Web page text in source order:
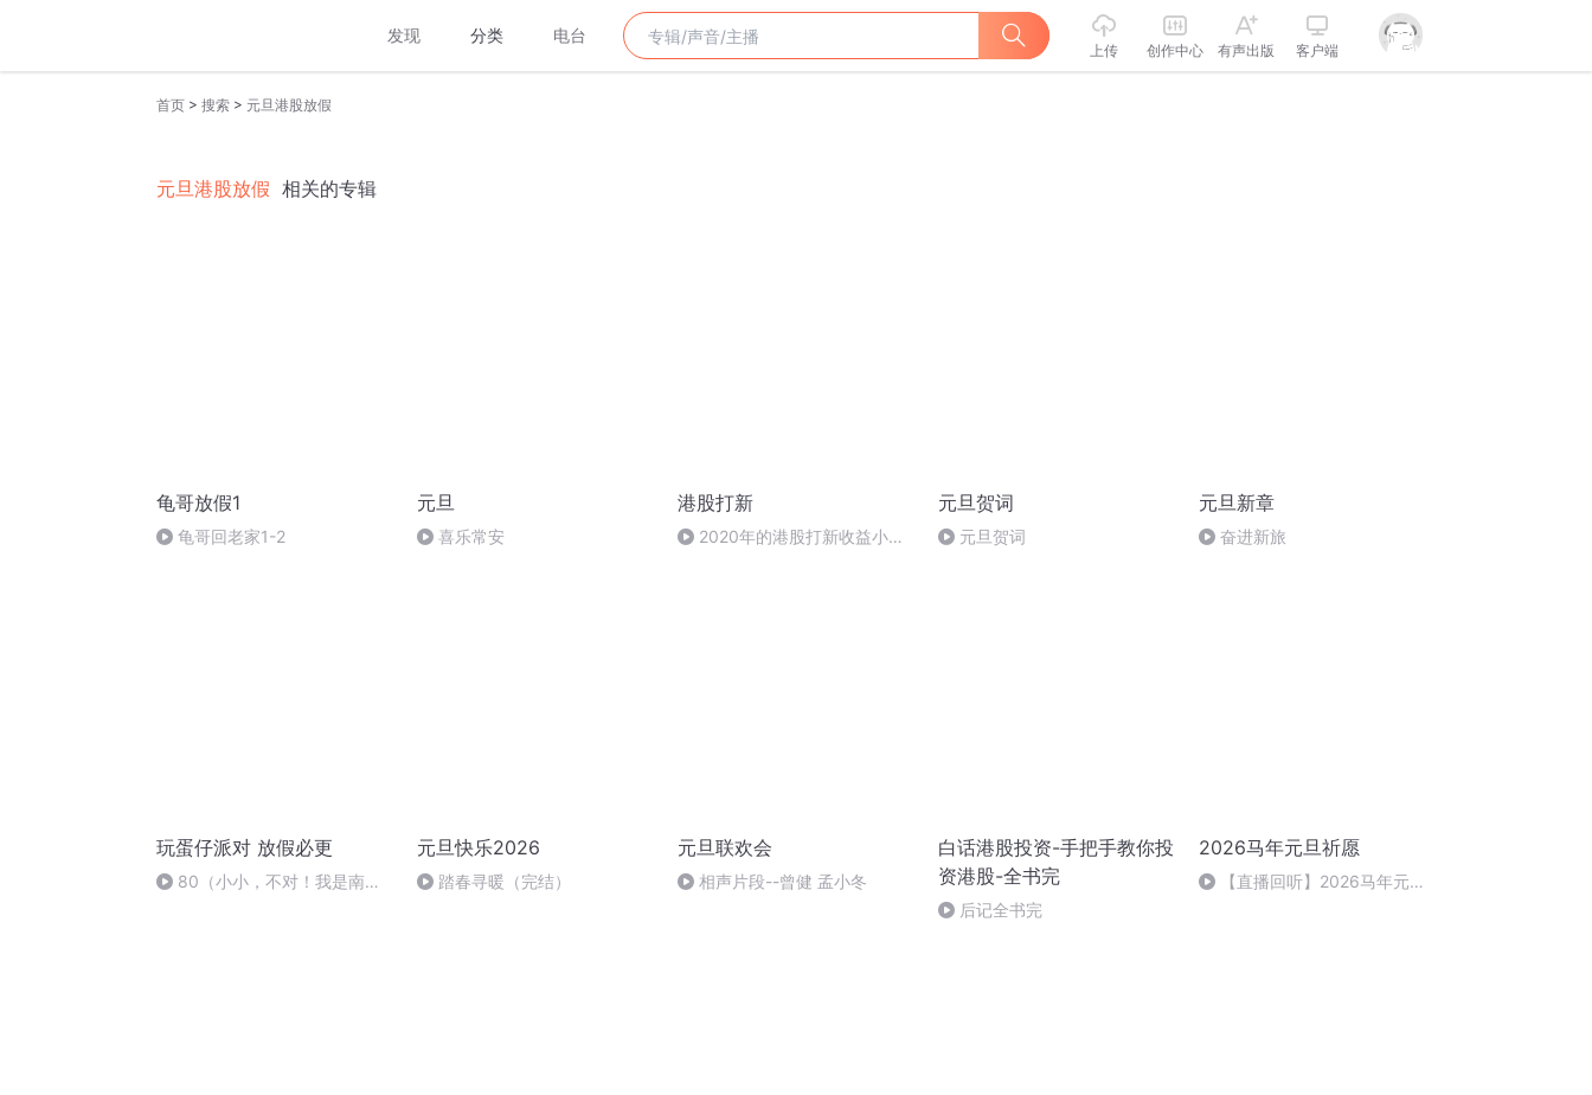
发现 分类 电台
上传 创作中心 有声出版 客户端
首页 > 搜索 > 元旦港股放假
元旦港股放假 相关的专辑
龟哥放假1
龟哥回老家1-2
元旦
喜乐常安
港股打新
2020年的港股打新收益小，
元旦贺词
元旦贺词
元旦新章
奋进新旅
玩蛋仔派对 放假必更
80（小小，不对！我是南
元旦快乐2026
踏春寻暖（完结）
元旦联欢会
相声片段--曾健 孟小冬
白话港股投资-手把手教你投
资港股-全书完
后记全书完
2026马年元旦祈愿
【直播回听】2026马年元旦